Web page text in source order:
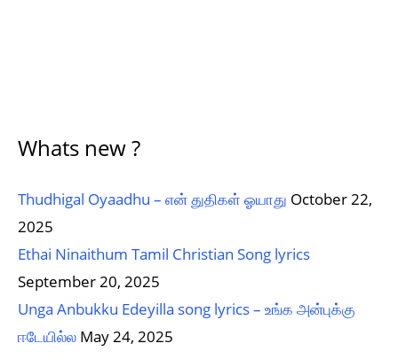
Whats new ?
Thudhigal Oyaadhu – என் துதிகள் ஓயாது October 22,
2025
Ethai Ninaithum Tamil Christian Song lyrics
September 20, 2025
Unga Anbukku Edeyilla song lyrics – உங்க அன்புக்கு
ஈடேயில்ல May 24, 2025